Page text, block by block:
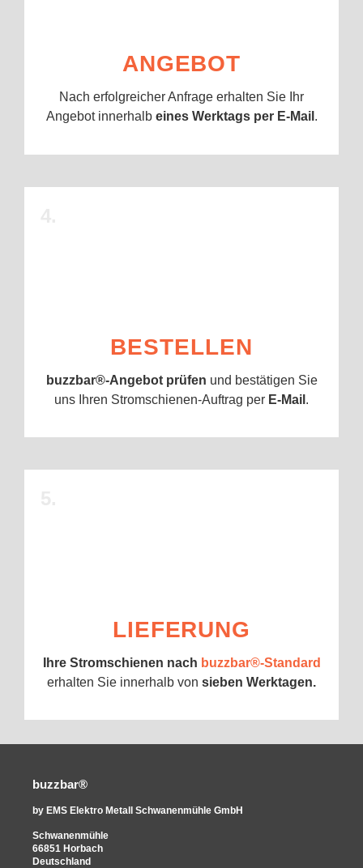
ANGEBOT
Nach erfolgreicher Anfrage erhalten Sie Ihr
Angebot innerhalb eines Werktags per E-Mail .
BESTELLEN
buzzbar®-Angebot prüfen und bestätigen Sie
uns Ihren Stromschienen-Auftrag per E-Mail .
LIEFERUNG
Ihre Stromschienen nach buzzbar®-Standard
erhalten Sie innerhalb von sieben Werktagen.
buzzbar®
by EMS Elektro Metall Schwanenmühle GmbH
Schwanenmühle
66851 Horbach
Deutschland